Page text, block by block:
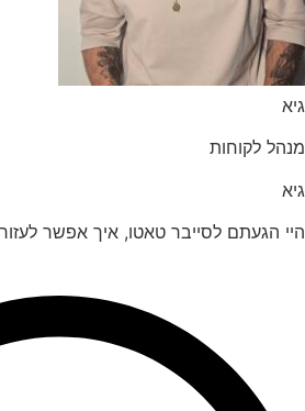
לקוחות
הגעתם לסייבר טאטו, איך אפשר לעזור ?